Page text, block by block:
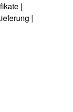
|
|